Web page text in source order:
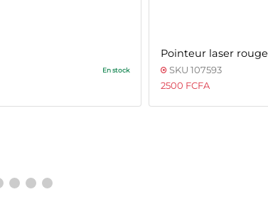
En stock
Pointeur laser rouge
SKU 107593
2500 FCFA